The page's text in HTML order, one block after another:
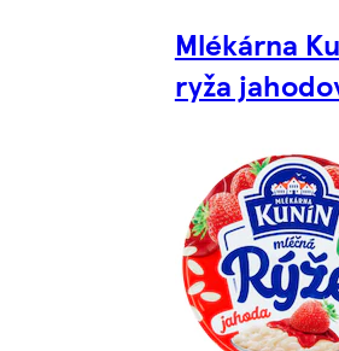
Mlékárna
ryža